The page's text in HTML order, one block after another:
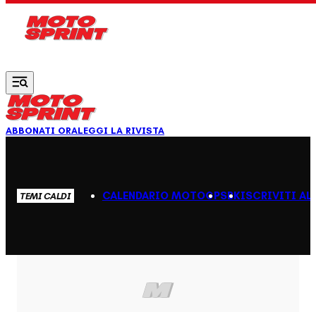
ABBONATI ORALEGGI LA RIVISTA
TEMI CALDI CALENDARIO MOTOGPSBKISCRIVITI AL